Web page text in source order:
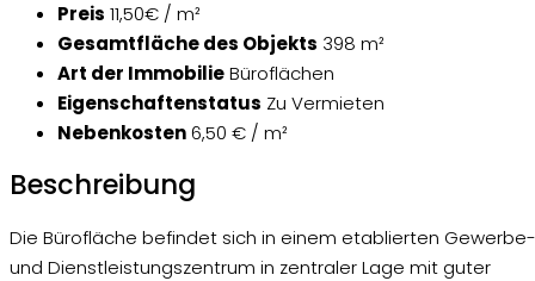
Preis 11,50€ / m²
Gesamtfläche des Objekts 398 m²
Art der ImmobilieBüroflächen
Eigenschaftenstatus Zu Vermieten
Nebenkosten6,50 € / m²
Beschreibung
Die Bürofläche befindet sich in einem etablierten Gewerbe-
und Dienstleistungszentrum in zentraler Lage mit guter